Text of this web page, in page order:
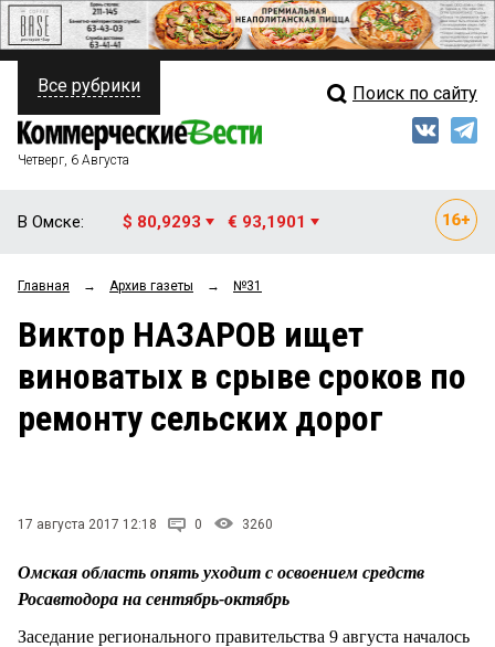
ПОЛИТИКА
ФИНАНСЫ
ОБЩЕСТВО
ЗАКОН
Свежий выпуск
Рейтинги
Блоги
Архив
Все рубрики Поиск по сайту
Четверг, 6 Августа
В Омске: $ 80,9293 € 93,1901
Главная → Архив газеты → №31
Виктор НАЗАРОВ ищет
виноватых в срыве сроков по
ремонту сельских дорог
17 августа 2017 12:18 0 3260
Омская область опять уходит с освоением средств
Росавтодора на сентябрь-октябрь
Заседание регионального правительства 9 августа началось